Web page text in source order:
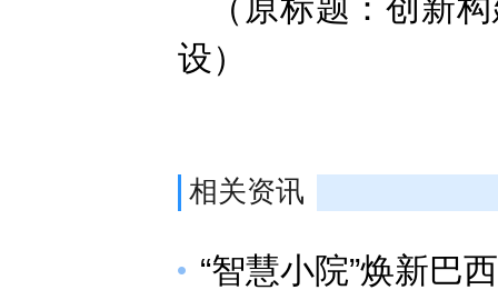
（原标题：创新
设）
相关资讯
“智慧小院”焕新巴